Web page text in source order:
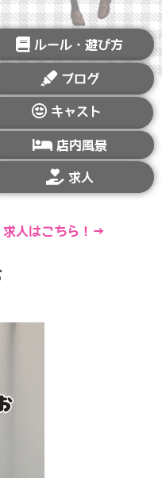
ルール・遊び方
ブログ
キャスト
店内風景
求人
求人はこちら！→